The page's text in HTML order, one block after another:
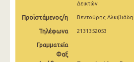
Δεκεμβρίου 2024
Νοεμβρίου 2024
Δεικτών
Προϊστάμενος/η Βεντούρης
Τηλέφωνα 2131352053
Γραμματεία
Φαξ